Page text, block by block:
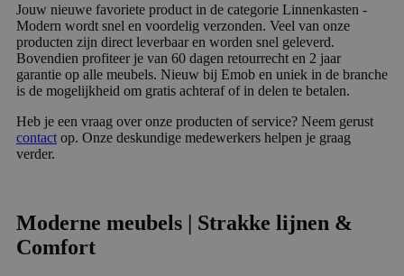
Jouw nieuwe favoriete product in de categorie Linnenkasten -
Modern wordt snel en voordelig verzonden. Veel van onze
producten zijn direct leverbaar en worden snel geleverd.
Bovendien profiteer je van 60 dagen retourrecht en 2 jaar
garantie op alle meubels. Nieuw bij Emob en uniek in de branche
is de mogelijkheid om gratis achteraf of in delen te betalen.
Heb je een vraag over onze producten of service? Neem gerust
contact op. Onze deskundige medewerkers helpen je graag
verder.
Moderne meubels | Strakke lijnen &
Comfort